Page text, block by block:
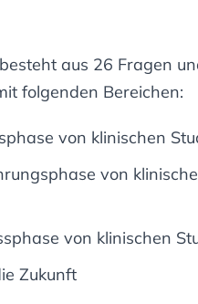
aus 26 Fragen
folgenden Bereichen:
von klinischen
von
von klinischen
Zukunft